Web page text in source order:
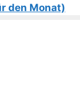
den Monat)